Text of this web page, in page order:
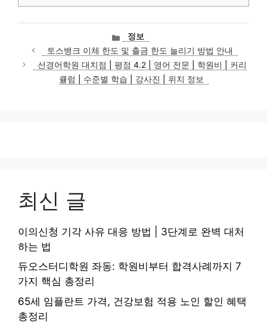
카
테
고
리
정보
토스뱅크 이체 한도 및 출금 한도 늘리기 방법 안내
선경어학원 대치점 | 평점 4.2 | 영어 전문 | 학원비 | 커리
큘럼 | 수준별 학습 | 강사진 | 위치 정보
최신 글
이의신청 기각 사유 대응 방법 | 3단계로 완벽 대처
하는 법
듀오스터디학원 좌동: 학원비부터 합격사례까지 7
가지 핵심 총정리
65세 임플란트 가격, 건강보험 적용 노인 할인 혜택
총정리